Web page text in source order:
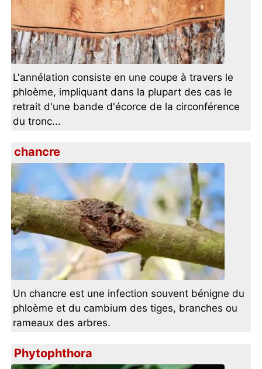
L'annélation consiste en une coupe à travers le
phloème, impliquant dans la plupart des cas le
retrait d'une bande d'écorce de la circonférence
du tronc...
chancre
Un chancre est une infection souvent bénigne du
phloème et du cambium des tiges, branches ou
rameaux des arbres.
Phytophthora